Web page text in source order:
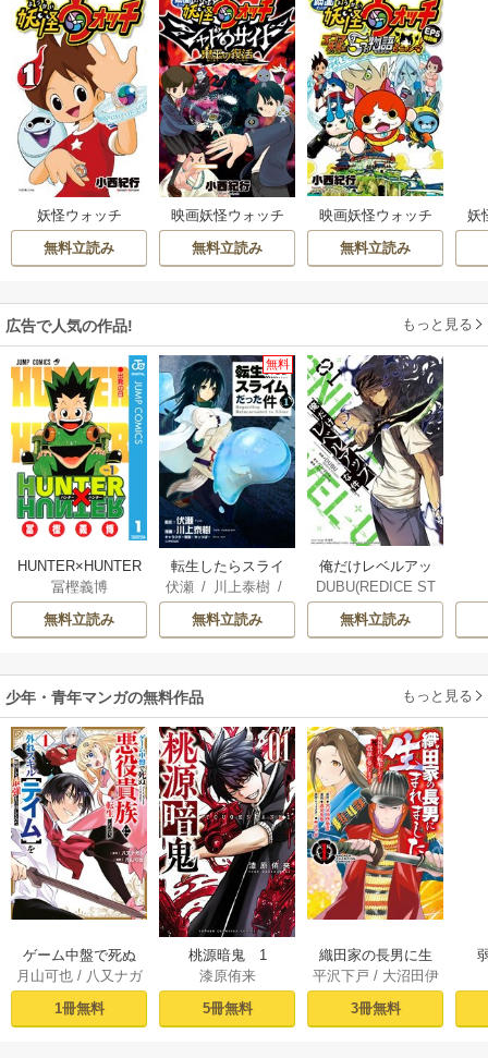
妖怪ウォッチ
無料立読み
映画妖怪ウォッチ
シャドウサイド 鬼
王の復活
無料立読み
映画妖怪ウォッチ
エンマ大王と5つの
物語だニャン EP5
無料立読み
妖
広告で人気の作品! もっと見る
HUNTER×HUNTER
モノクロ版
冨樫義博
無料立読み
無料
転生したらスライ
ムだった件
伏瀬/ 川上泰樹/
みっつばー
無料立読み
俺だけレベルアッ
プな件
DUBU(REDICE ST
/ Chugong
h-goon
無料立読み
少年・青年マンガの無料作品 もっと見る
ゲーム中盤で死ぬ
悪役貴族に転生し
たので、外れスキ
ル【テイム】を駆
月山可也/ 八又ナガ
1冊無料
桃源暗鬼 1
漆原侑来
5冊無料
織田家の長男に生
まれました～戦国
時代に転生したけ
ど、死にたくない
平沢下戸 / 大沼田伊
逸見兎歌
3冊無料